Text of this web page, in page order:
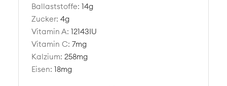
Ballaststoffe:14g
Zucker:4g
Vitamin A:12143IU
Vitamin C:7mg
Kalzium:258mg
Eisen:18mg